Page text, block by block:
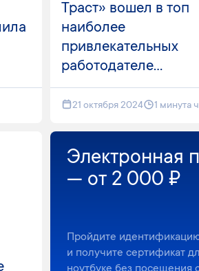
Траст» вошел в топ
наиболее
привлекательных
работодателе...
21 октября 2024 1 минута
Электронная
— от 2 000 ₽
Пройдите
и получите сертификат